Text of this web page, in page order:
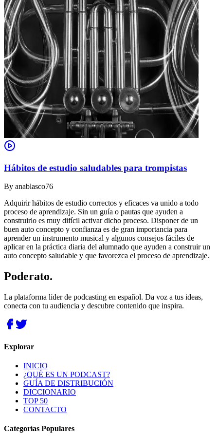
Hábitos de estudio saludables para trompistas
By anablasco76
Adquirir hábitos de estudio correctos y eficaces va unido a todo
proceso de aprendizaje. Sin un guía o pautas que ayuden a
construirlo es muy difícil activar dicho proceso. Disponer de un
buen auto concepto y confianza es de gran importancia para
aprender un instrumento musical y algunos consejos fáciles de
aplicar en la práctica diaria del alumnado que ayuden a construir un
auto concepto saludable y que favorezca el proceso de aprendizaje.
Poderato.
La plataforma líder de podcasting en español. Da voz a tus ideas,
conecta con tu audiencia y descubre contenido que inspira.
Explorar
INICIO
¿QUÉ ES UN PODCAST?
GUÍA DE DISTRIBUCIÓN
DICCIONARIO
TOP 50
CONTACTO
Categorías Populares